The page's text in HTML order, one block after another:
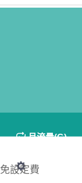
月流量(G)
免設定費